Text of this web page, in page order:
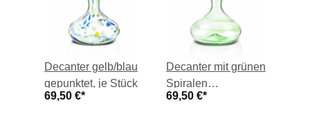
Decanter gelb/blau
gepunktet, je Stück
69,50 €*
Decanter mit grünen
Spiralen
eingearbeitet, je
69,50 €*